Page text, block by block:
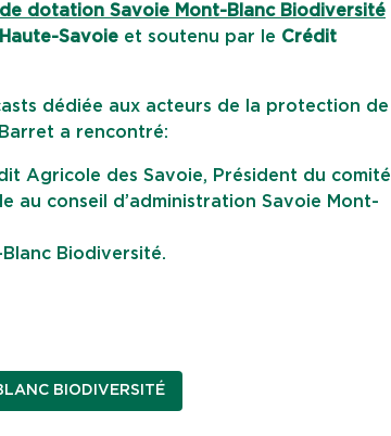
dotation Savoie Mont-Blanc Biodiversité
Savoie et soutenu par le Crédit
dédiée aux acteurs de la protection de
a rencontré:
Agricole des Savoie, Président du comité
au conseil d’administration Savoie Mont-
Biodiversité.
BIODIVERSITÉ